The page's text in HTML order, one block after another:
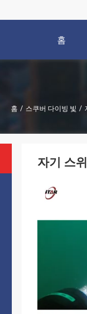
홈
홈 / 스쿠버 다이빙 빛 /
자기 스